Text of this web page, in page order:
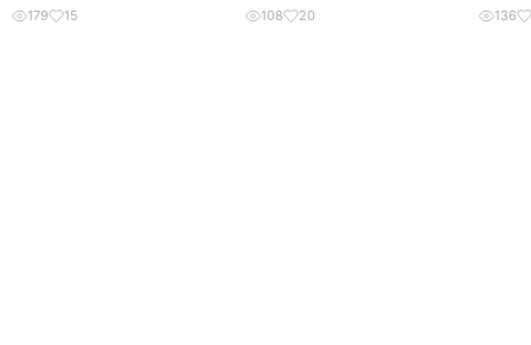
179 15 108 20 136